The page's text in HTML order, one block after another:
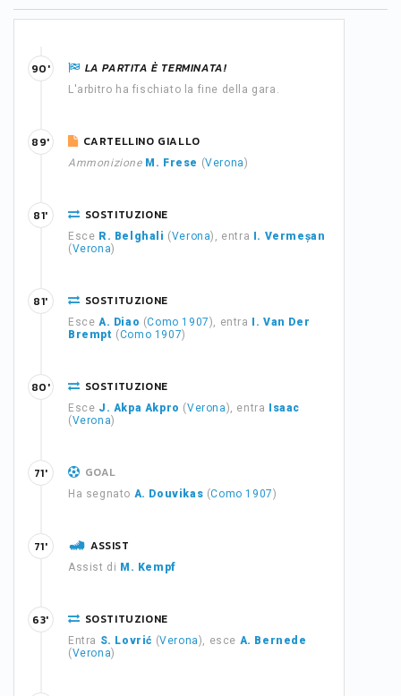
LA PARTITA È TERMINATA!
L'arbitro ha fischiato la fine della gara.
90'
CARTELLINO GIALLO
Ammonizione M. Frese (Verona)
89'
SOSTITUZIONE
Esce R. Belghali (Verona), entra
I. Vermeșan
(Verona)
81'
SOSTITUZIONE
Esce A. Diao (Como 1907), entra
I. Van Der
Brempt (Como 1907)
81'
SOSTITUZIONE
Esce J. Akpa Akpro (Verona), entra
Isaac
(Verona)
80'
GOAL
Ha segnato A. Douvikas (Como 1907)
71'
ASSIST
Assist di M. Kempf
71'
SOSTITUZIONE
Entra S. Lovrić (Verona), esce A. Bernede
(Verona)
63'